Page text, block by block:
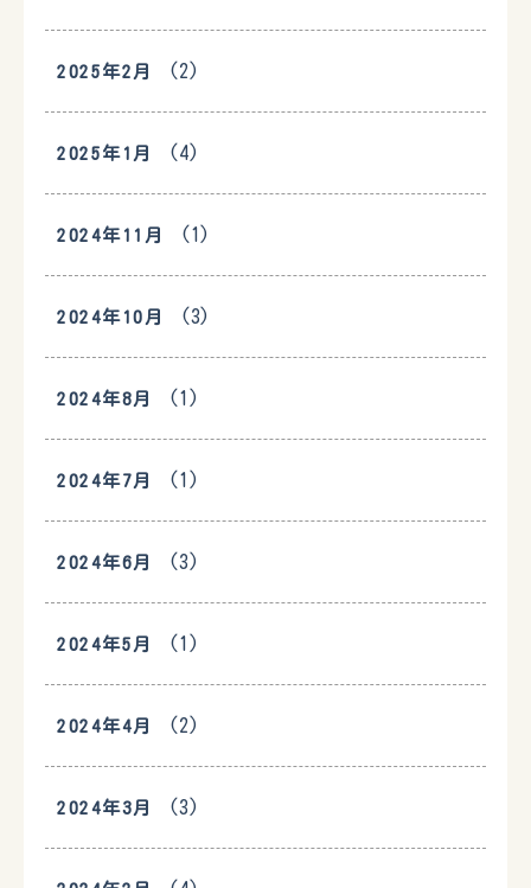
2025年2月 (2)
2025年1月 (4)
2024年11月 (1)
2024年10月 (3)
2024年8月 (1)
2024年7月 (1)
2024年6月 (3)
2024年5月 (1)
2024年4月 (2)
2024年3月 (3)